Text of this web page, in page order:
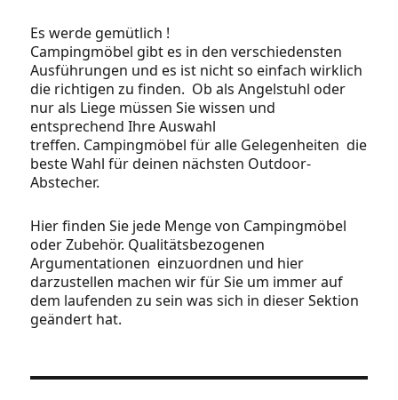
Es werde gemütlich !
Campingmöbel gibt es in den verschiedensten
Ausführungen und es ist nicht so einfach wirklich
die richtigen zu finden. Ob als Angelstuhl oder
nur als Liege müssen Sie wissen und
entsprechend Ihre Auswahl
treffen. Campingmöbel für alle Gelegenheiten die
beste Wahl für deinen nächsten Outdoor-
Abstecher.
Hier finden Sie jede Menge von Campingmöbel
oder Zubehör. Qualitätsbezogenen
Argumentationen einzuordnen und hier
darzustellen machen wir für Sie um immer auf
dem laufenden zu sein was sich in dieser Sektion
geändert hat.